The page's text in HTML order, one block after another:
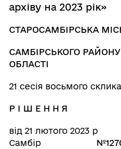
архіву на 2023 рік»
СТАРОСАМБІРСЬКА
САМБІРСЬКОГО РАЙОНУ
ОБЛАСТІ
21 сесія восьмого
Р І Ш Е Н Н Я
від 21 лютого
Самбір